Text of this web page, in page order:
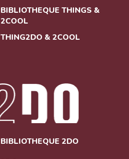
BIBLIOTHEQUE THINGS &
2COOL
THING2DO & 2COOL
BIBLIOTHEQUE 2DO